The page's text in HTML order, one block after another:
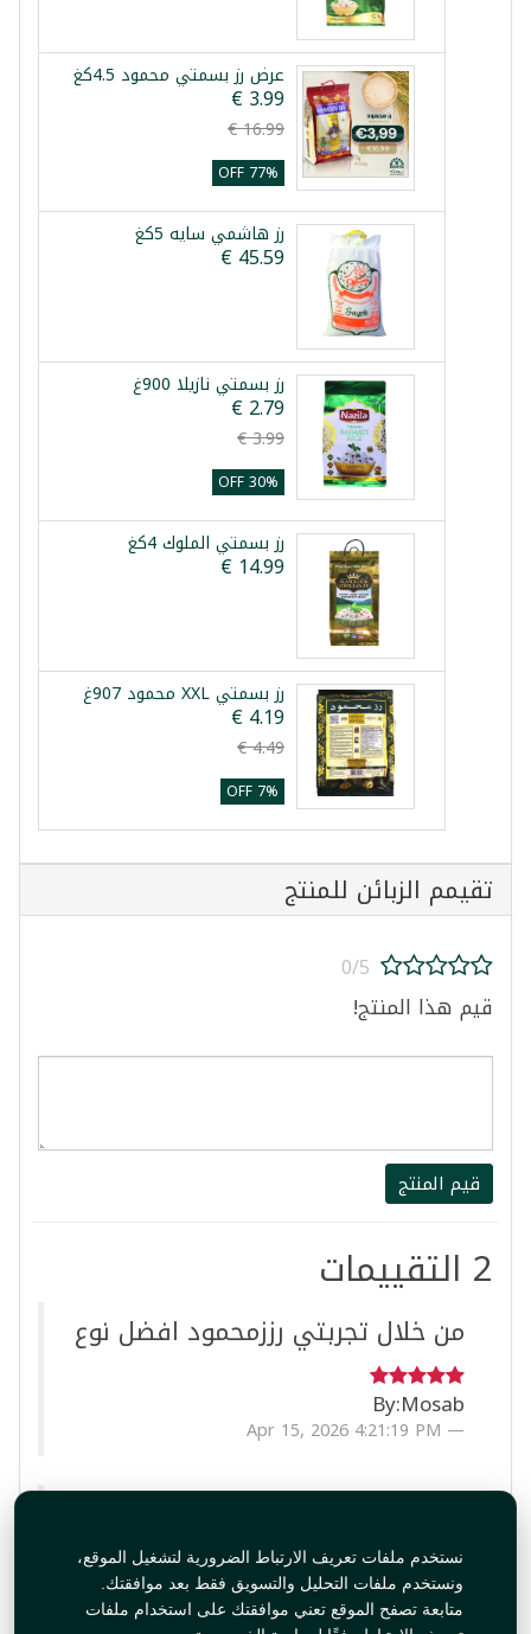
نستخدم ملفات تعريف الارتباط الضرورية لتشغيل الموقع،
ونستخدم ملفات التحليل والتسويق فقط بعد موافقتك.
متابعة تصفح الموقع تعني موافقتك على استخدام ملفات
عرض رز بسمتي محمود 4.5كغ
77% OFF
رز هاشمي سايه 5كغ
رز بسمتي نازيلا 900غ
30% OFF
رز بسمتي الملوك 4كغ
رز بسمتي XXL محمود 907غ
7% OFF
تقيمم الزبائن للمنتج
0/5
قيم هذا المنتج!
قيم المنتج
2 التقييمات
من خلال تجربتي رززمحمود افضل نوع
By:Mosab
Apr 15, 2026 4:21:19 PM
رز ابو كاس افضل
By:Mona